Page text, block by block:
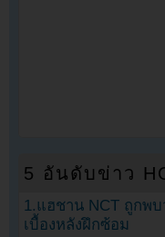
5 อันดับข่าว
1.แฮชาน NCT ถูกพ
เบื้องหลังฝึกซ้อม